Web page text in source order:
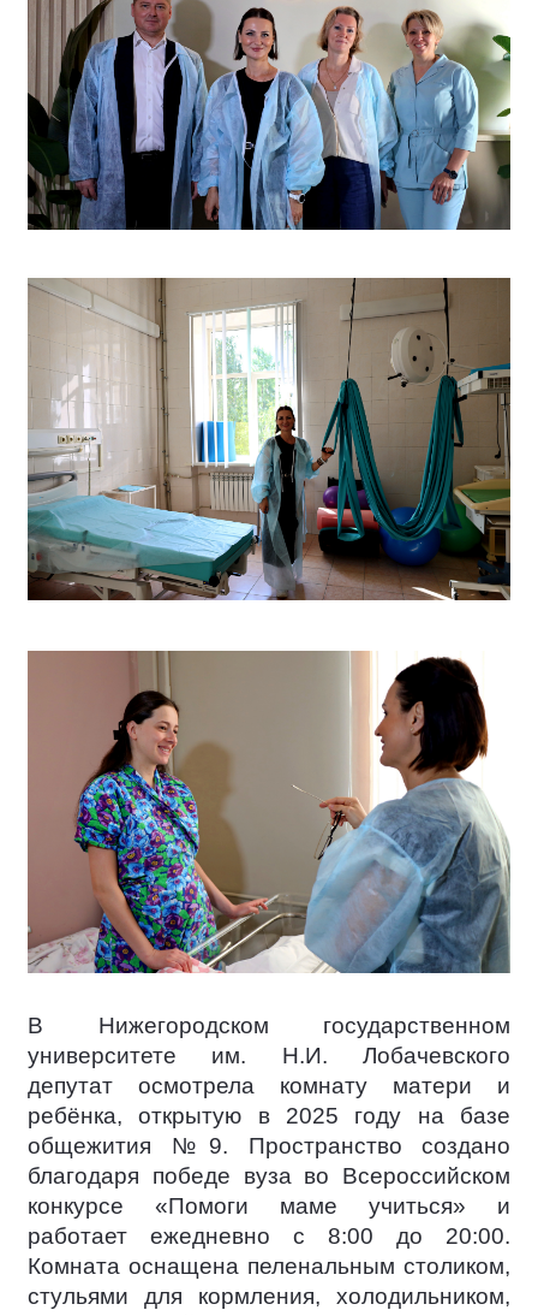
В Нижегородском государственном
университете им. Н.И. Лобачевского
депутат осмотрела комнату матери и
ребёнка, открытую в 2025 году на базе
общежития №9. Пространство создано
благодаря победе вуза во Всероссийском
конкурсе «Помоги маме учиться» и
работает ежедневно с 8:00 до 20:00.
Комната оснащена пеленальным столиком,
стульями для кормления, холодильником,